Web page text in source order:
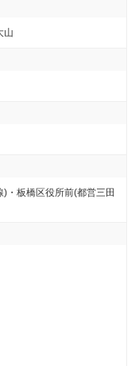
山
・板橋区役所前(都営三田